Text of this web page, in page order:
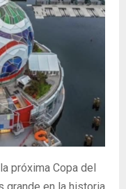
próxima Copa del